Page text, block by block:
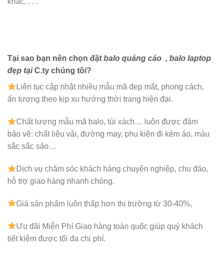
Tại sao bạn nên chọn đặt balo quảng cáo , balo laptop
đẹp tạiC.ty chúng tôi?
Liên tục cập nhật nhiều mẫu mã đẹp mắt, phong cách,
ấn tượng theo kịp xu hướng thời trang hiện đại.
Chất lượng mẫu mã balo, túi xách…
luôn được đảm
bảo về: chất liệu vải, đường may, phụ kiện đi kèm áo, màu
sắc sắc sảo…
Dịch vụ chăm sóc khách hàng chuyên nghiệp, chu đáo,
hỗ trợ giao hàng nhanh chóng.
Giá sản phẩm luôn thấp hơn thị trường từ 30-40%,
Ưu đãi Miễn Phí Giao hàng toàn quốc giúp quý khách
tiết kiệm được tối đa chi phí.